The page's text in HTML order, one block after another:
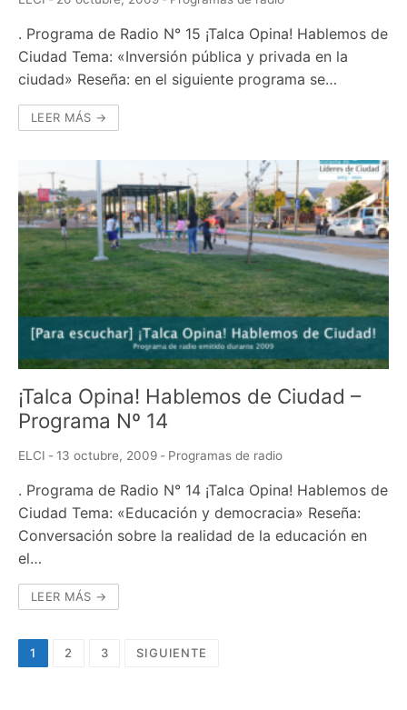
. Programa de Radio N° 15 ¡Talca Opina! Hablemos de
Ciudad Tema: «Inversión pública y privada en la
ciudad» Reseña: en el siguiente programa se…
LEER MÁS →
¡Talca Opina! Hablemos de Ciudad –
Programa Nº 14
ELCI - 13 octubre, 2009 - Programas de radio
. Programa de Radio N° 14 ¡Talca Opina! Hablemos de
Ciudad Tema: «Educación y democracia» Reseña:
Conversación sobre la realidad de la educación en
el…
LEER MÁS →
Navegación
1 2 3 SIGUIENTE